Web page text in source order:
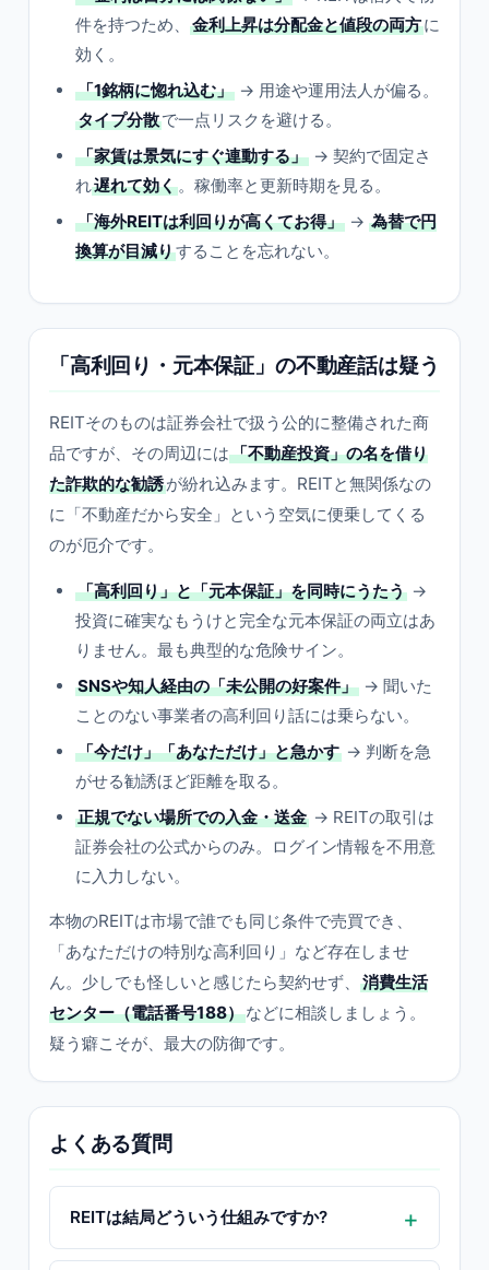
件を持つため、
金利上昇は分配金と値段の両方に
効く。
「1銘柄に惚れ込む」 → 用途や運用法人が偏る。
タイプ分散で一点リスクを避ける。
「家賃は景気にすぐ連動する」 → 契約で固定さ
れ遅れて効く。稼働率と更新時期を見る。
「海外REITは利回りが高くてお得」 → 為替で円
換算が目減りすることを忘れない。
「高利回り・元本保証」の不動産話は疑う
REITそのものは証券会社で扱う公的に整備された商
品ですが、その周辺には「不動産投資」の名を借り
た詐欺的な勧誘が紛れ込みます。REITと無関係なの
に「不動産だから安全」という空気に便乗してくる
のが厄介です。
「高利回り」と「元本保証」を同時にうたう →
投資に確実なもうけと完全な元本保証の両立はあ
りません。最も典型的な危険サイン。
SNSや知人経由の「未公開の好案件」 → 聞いた
ことのない事業者の高利回り話には乗らない。
「今だけ」「あなただけ」と急かす → 判断を急
がせる勧誘ほど距離を取る。
正規でない場所での入金・送金 → REITの取引は
証券会社の公式からのみ。ログイン情報を不用意
に入力しない。
本物のREITは市場で誰でも同じ条件で売買でき、
「あなただけの特別な高利回り」など存在しませ
ん。少しでも怪しいと感じたら契約せず、
消費生活
センター（電話番号188）などに相談しましょう。
疑う癖こそが、最大の防御です。
よくある質問
REITは結局どういう仕組みですか?